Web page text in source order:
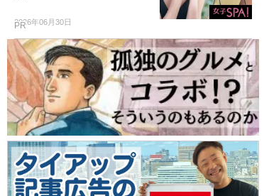
2026年06月30日
PR